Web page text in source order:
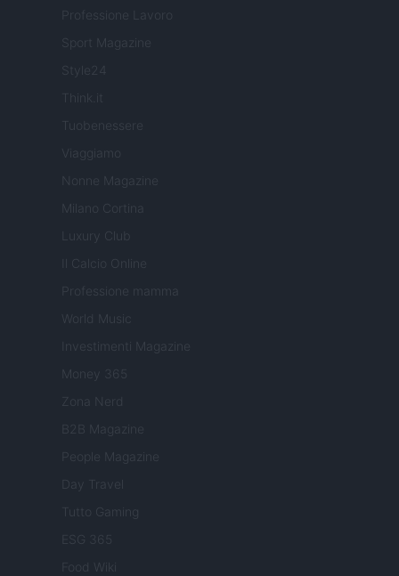
Professione Lavoro
Sport Magazine
Style24
Think.it
Tuobenessere
Viaggiamo
Nonne Magazine
Milano Cortina
Luxury Club
Il Calcio Online
Professione mamma
World Music
Investimenti Magazine
Money 365
Zona Nerd
B2B Magazine
People Magazine
Day Travel
Tutto Gaming
ESG 365
Food Wiki